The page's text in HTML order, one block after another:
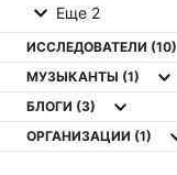
Еще 2
ИССЛЕДОВАТЕЛИ (10)
МУЗЫКАНТЫ (1)
БЛОГИ (3)
ОРГАНИЗАЦИИ (1)